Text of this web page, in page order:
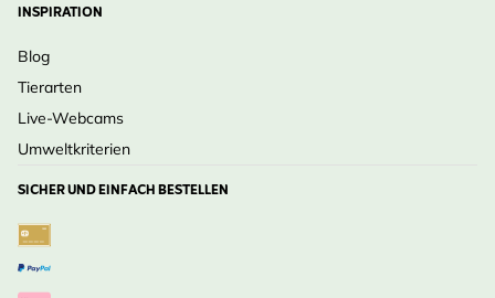
INSPIRATION
Blog
Tierarten
Live-Webcams
Umweltkriterien
SICHER UND EINFACH BESTELLEN